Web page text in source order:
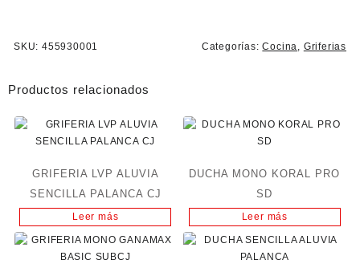
SKU: 455930001 Categorías:Cocina, Griferias
Productos relacionados
GRIFERIA LVP ALUVIA
SENCILLA PALANCA CJ
Leer más
DUCHA MONO KORAL PRO
SD
Leer más